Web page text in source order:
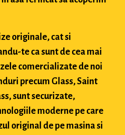
originale, cat si
te ca sunt de cea mai
comercializate de noi
precum Glass, Saint
sunt securizate,
moderne pe care
original de pe masina si